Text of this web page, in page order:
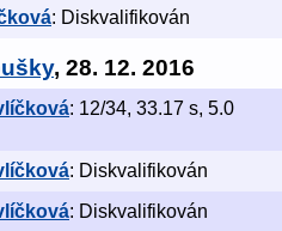
: Diskvalifikován
, 28. 12. 2016
: 12/34, 33.17 s, 5.0
: Diskvalifikován
: Diskvalifikován